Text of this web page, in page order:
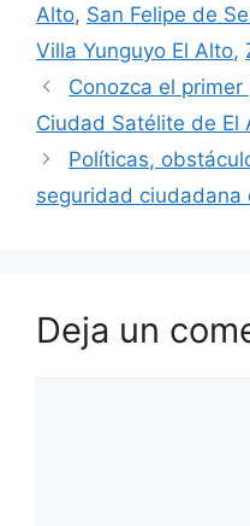
a
m
r
e
s
t
lp
a
t
r
Alto, San Felipe de
Villa Yunguyo El Alto,
Conozca el
Ciudad Satélite de El
Políticas,
seguridad ciudadana
Deja un